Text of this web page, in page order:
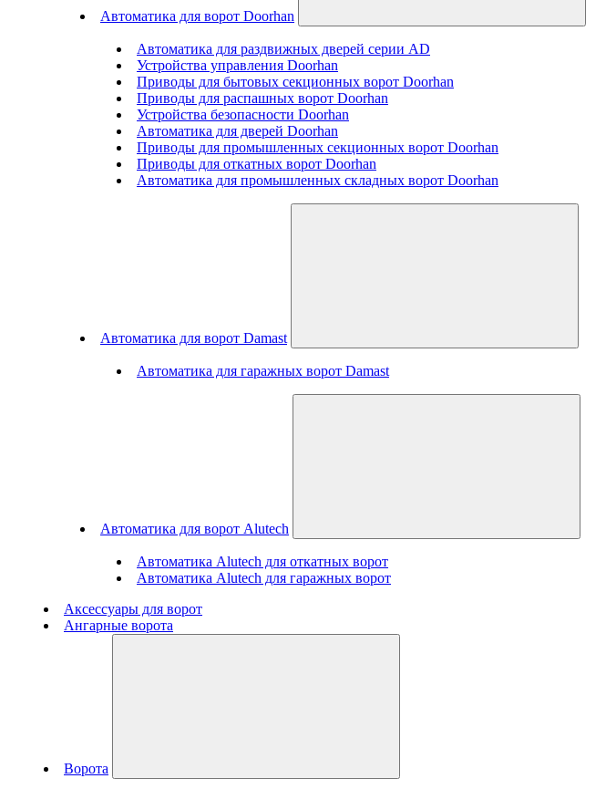
Автоматика для ворот Doorhan
Автоматика для раздвижных дверей серии AD
Устройства управления Doorhan
Приводы для бытовых секционных ворот Doorhan
Приводы для распашных ворот Doorhan
Устройства безопасности Doorhan
Автоматика для дверей Doorhan
Приводы для промышленных секционных ворот Doorhan
Приводы для откатных ворот Doorhan
Автоматика для промышленных складных ворот Doorhan
Автоматика для ворот Damast
Автоматика для гаражных ворот Damast
Автоматика для ворот Alutech
Автоматика Alutech для откатных ворот
Автоматика Alutech для гаражных ворот
Аксессуары для ворот
Ангарные ворота
Ворота